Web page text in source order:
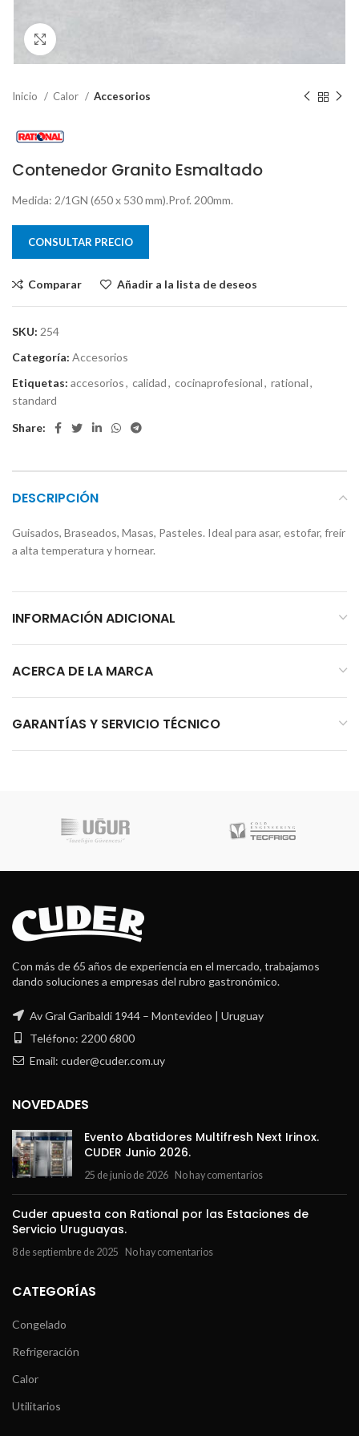
Inicio Calor Accesorios
Contenedor Granito Esmaltado
Medida: 2/1GN (650 x 530 mm).Prof. 200mm.
CONSULTAR PRECIO
Comparar Añadir a la lista de deseos
SKU: 254
Categoría: Accesorios
Etiquetas: accesorios, calidad, cocinaprofesional, rational,
standard
Share:
DESCRIPCIÓN
Guisados, Braseados, Masas, Pasteles. Ideal para asar, estofar, freír
a alta temperatura y hornear.
INFORMACIÓN ADICIONAL
ACERCA DE LA MARCA
GARANTÍAS Y SERVICIO TÉCNICO
Con más de 65 años de experiencia en el mercado, trabajamos
dando soluciones a empresas del rubro gastronómico.
Av Gral Garibaldi 1944 – Montevideo | Uruguay
Teléfono: 2200 6800
Email: cuder@cuder.com.uy
NOVEDADES
Evento Abatidores Multifresh Next Irinox.
CUDER Junio 2026.
25 de junio de 2026 No hay comentarios
Cuder apuesta con Rational por las Estaciones de
Servicio Uruguayas.
8 de septiembre de 2025 No hay comentarios
CATEGORÍAS
Congelado
Refrigeración
Calor
Utilitarios